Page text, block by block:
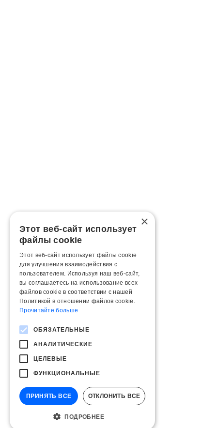
×
Этот веб-сайт использует
файлы cookie
Этот веб-сайт использует файлы cookie
для улучшения взаимодействия с
пользователем. Используя наш веб-сайт,
вы соглашаетесь на использование всех
файлов cookie в соответствии с нашей
Политикой в ​​отношении файлов cookie.
Прочитайте больше
ОБЯЗАТЕЛЬНЫЕ
АНАЛИТИЧЕСКИЕ
ЦЕЛЕВЫЕ
ФУНКЦИОНАЛЬНЫЕ
ПРИНЯТЬ ВСЕ ОТКЛОНИТЬ ВСЕ
ПОДРОБНЕЕ